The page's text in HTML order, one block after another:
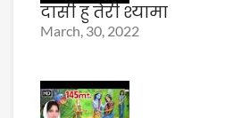
दासी हु तेरी श्यामा
March, 30, 2022